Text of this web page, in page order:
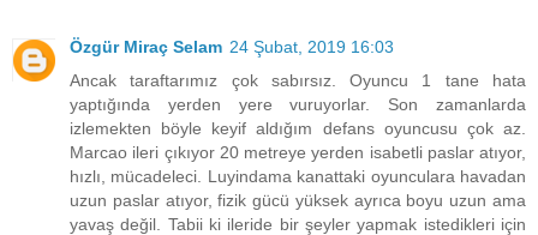
Özgür Miraç Selam 24 Şubat, 2019 16:03
Ancak taraftarımız çok sabırsız. Oyuncu 1 tane hata
yaptığında yerden yere vuruyorlar. Son zamanlarda
izlemekten böyle keyif aldığım defans oyuncusu çok az.
Marcao ileri çıkıyor 20 metreye yerden isabetli paslar atıyor,
hızlı, mücadeleci. Luyindama kanattaki oyunculara havadan
uzun paslar atıyor, fizik gücü yüksek ayrıca boyu uzun ama
yavaş değil. Tabii ki ileride bir şeyler yapmak istedikleri için